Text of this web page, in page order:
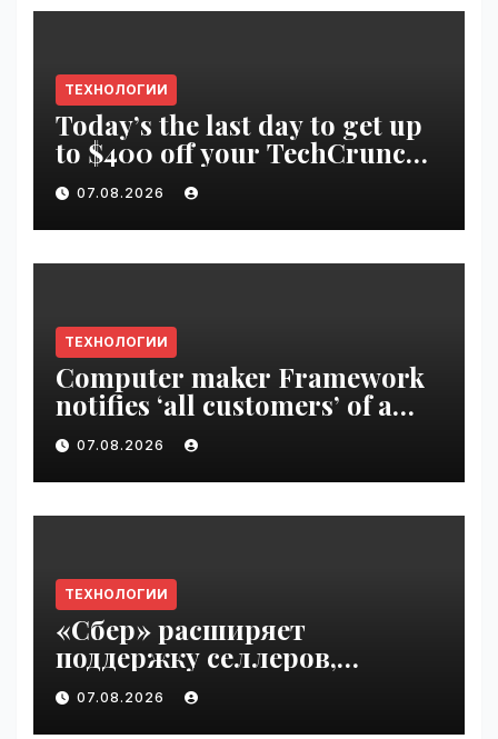
ТЕХНОЛОГИИ
Today’s the last day to get up
to $400 off your TechCrunch
Disrupt 2026 ticket |
VseTime.ru
07.08.2026
ТЕХНОЛОГИИ
Computer maker Framework
notifies ‘all customers’ of a
data breach | VseTime.ru
07.08.2026
ТЕХНОЛОГИИ
«Сбер» расширяет
поддержку селлеров,
пострадавших от
инцидентов на складах
07.08.2026